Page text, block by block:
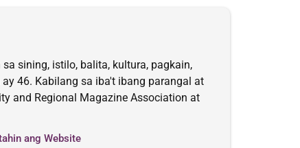
sining, istilo, balita, kultura, pagkain,
46. Kabilang sa iba't ibang parangal at
and Regional Magazine Association at
ang Website